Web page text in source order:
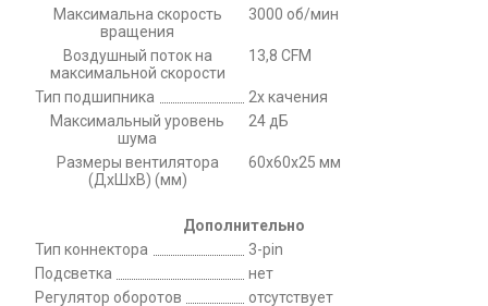
Максимальна скорость
вращения
3000 об/мин
Воздушный поток на
максимальной скорости
13,8 CFM
Тип подшипника
2х качения
Максимальный уровень
шума
24 дБ
Размеры вентилятора
(ДхШхВ) (мм)
60x60x25 мм
Дополнительно
Тип коннектора
3-pin
Подсветка
нет
Регулятор оборотов
отсутствует